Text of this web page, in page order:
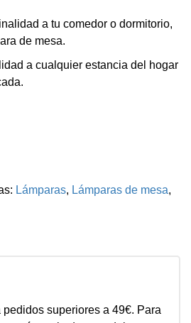
a tu comedor o dormitorio,
de mesa.
a cualquier estancia del hogar
Lámparas, Lámparas de mesa,
superiores a 49€. Para